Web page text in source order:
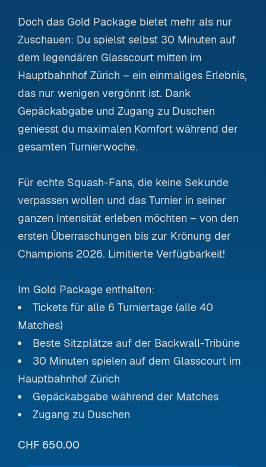
Doch das Gold Package bietet mehr als nur
Zuschauen: Du spielst selbst 30 Minuten auf
dem legendären Glasscourt mitten im
Hauptbahnhof Zürich – ein einmaliges Erlebnis,
das nur wenigen vergönnt ist. Dank
Gepäckabgabe und Zugang zu Duschen
geniesst du maximalen Komfort während der
gesamten Turnierwoche.
Für echte Squash-Fans, die keine Sekunde
verpassen wollen und das Turnier in seiner
ganzen Intensität erleben möchten – von den
ersten Überraschungen bis zur Krönung der
Champions 2026. Limitierte Verfügbarkeit!
Im Gold Package enthalten:
Tickets für alle 6 Turniertage (alle 40
Matches)
Beste Sitzplätze auf der Backwall-Tribüne
30 Minuten spielen auf dem Glasscourt im
Hauptbahnhof Zürich
Gepäckabgabe während der Matches
Zugang zu Duschen
CHF 650.00